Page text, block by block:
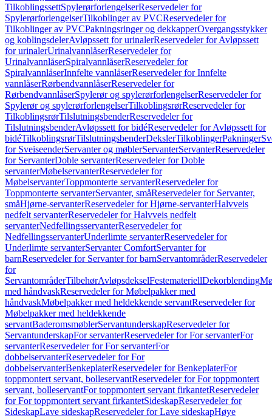
TilkoblingssettSpylerørforlengelserReservedeler for
SpylerørforlengelserTilkoblinger av PVCReservedeler for
Tilkoblinger av PVCPakningsringer og dekkapperOvergangsstykker
og koblingsdelerAvløpssett for urinalerReservedeler for Avløpssett
for urinalerUrinalvannlåserReservedeler for
UrinalvannlåserSpiralvannlåserReservedeler for
SpiralvannlåserInnfelte vannlåserReservedeler for Innfelte
vannlåserRørbendvannlåserReservedeler for
RørbendvannlåserSpylerør og spylerørforlengelserReservedeler for
Spylerør og spylerørforlengelserTilkoblingsrørReservedeler for
TilkoblingsrørTilslutningsbenderReservedeler for
TilslutningsbenderAvløpssett for bidéReservedeler for Avløpssett for
bidéTilkoblingsrørTilslutningsbenderDekslerTilkoblingerPakninger
for SveiseenderServanter og møblerServanterServanterReservedeler
for ServanterDoble servanterReservedeler for Doble
servanterMøbelservanterReservedeler for
MøbelservanterToppmonterte servanterReservedeler for
Toppmonterte servanterServanter, småReservedeler for Servanter,
småHjørne-servanterReservedeler for Hjørne-servanterHalvveis
nedfelt servanterReservedeler for Halvveis nedfelt
servanterNedfellingsservanterReservedeler for
NedfellingsservanterUnderlimte servanterReservedeler for
Underlimte servanterServanter ComfortServanter for
barnReservedeler for Servanter for barnServantområderReservedeler
for
ServantområderTilbehørAvløpsdekselFestemateriellDekorblending
med håndvaskReservedeler for Møbelpakker med
håndvaskMøbelpakker med heldekkende servantReservedeler for
Møbelpakker med heldekkende
servantBaderomsmøblerServantunderskapReservedeler for
ServantunderskapFor servanterReservedeler for For servanterFor
servanterReservedeler for For servanterFor
dobbelservanterReservedeler for For
dobbelservanterBenkeplaterReservedeler for BenkeplaterFor
toppmontert servant, bolleservantReservedeler for For toppmontert
servant, bolleservantFor toppmontert servant firkantetReservedeler
for For toppmontert servant firkantetSideskapReservedeler for
SideskapLave sideskapReservedeler for Lave sideskapHøye